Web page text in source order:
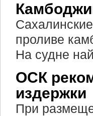
проливе
На судне
ОСК
издержки
При